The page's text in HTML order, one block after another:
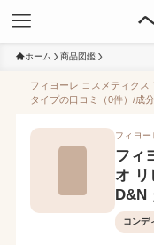
ホーム 商品図鑑
フィヨーレ コスメティクス
タイプの口コミ（0件）/成
フィヨー
フィ
オ リ
D&N
コンデ